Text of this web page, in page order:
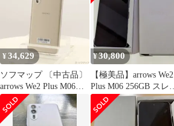
¥34,629
ソフマップ 〔中古品〕
arrows We2 Plus M06
256GB シャンパンシル
バー ASMC06004 SIMフ
リー【262】
¥30,800
【極美品】arrows We2
Plus M06 256GB スレー
トグレイ